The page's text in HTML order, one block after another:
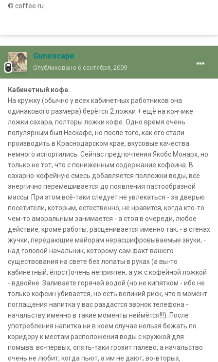
© coffee.ru
Gunescape
Опубликовано 6 сентября, 2009
Кабинетный кофе.
На кружку (обычно у всех кабинетных работников она
одинакового размера) берётся 2 ложки + ещё на кончике
ложки сахара, полторы ложки кофе. Одно время очень
популярным был Нескафе, но после того, как его стали
производить в Краснодарском крае, вкусовые качества
немного испортились. Сейчас предпочтения Якобс Монарх, но
только не тот, что с пониженным содержание кофеина. В
сахарно-кофейную смесь добавляется полложки воды, всё
энергично перемешивается до появления пастообразной
массы. При этом всё-таки следует не увлекаться - за дверью
посетители, которым, естественно, не нравится, когда кто-то
чем-то аморальным занимается - а стоя в очереди, любое
действие, кроме работы, расценивается именно так; - в стенах
жучки, передающие майорам нерасшифровываемые звуки; -
над головой начальник, которому сам факт вашего
существования на свете без лопаты в руках (а вы-то
кабинетный, ёпрст)очень неприятен, а уж с кофейной ложкой
- вдвойне. Заливаете горячей водой (но не кипятком - ибо не
только кофеин убивается, но есть великий риск, что в момент
поглащения напитка у вас раздастся звонок телефона -
начальству именно в такие моменты неймётся!!!). После
употребления напитка ни в коем случае нельзя бежать по
коридору к местам расположения воды с кружкой для
помыва: во-первых, опять-таки грозит палево, а начальство
очень не любит, когда пьют, а им не дают; во-вторых,